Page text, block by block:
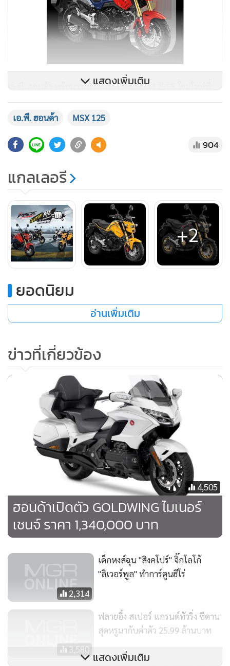
เอ.พี. ฮอนด้า พร้อมวางจำหน่าย New MSX125SF โฉมใหม่ที่
ศูนย์ Honda Wing Center ทั่วประเทศ โดยมีให้เลือก 2 รุ่น ได้แก่
รุ่น Standard มีให้เลือก 3 เฉดสี ได้แก่ แดง-น้ำเงิน เร้ดสไปดี้ สี
แนะนำที่ 70,940 บาท เริ่มวางจำหน่ายตั้งแต่วันที่ 20 เมษายน
ราคาแนะนำ 78,480 บาท เริ่มวางจำหน่ายตั้งแต่วันนี้เป็นต้นไป
แสดงเพิ่มเติม
เอ.พี. ฮอนด้า MSX 125
904
แกลเลอรี
+2
ยอดนิยม
อ่านเพิ่มเติม
ข่าวที่เกี่ยวข้อง
4,505
ฮอนด้าเปิดตัว GOLDWING ไมเนอร์
เชนจ์ ราคา 1,340,000 บาท
2,314
เด็กหงส์ฉุน "สิงคโปร์" จิ๊กโลโก้
"ลิเวอร์พูล" ทำการ์ตูนฮีโร่
3,580
ฟลายอิ้ง สเปอร์ แกรนด์ทัวริ่ง ซีดาน
สุดหรูมากับค่าตัว 25.99 ล้านบาท
แสดงเพิ่มเติม